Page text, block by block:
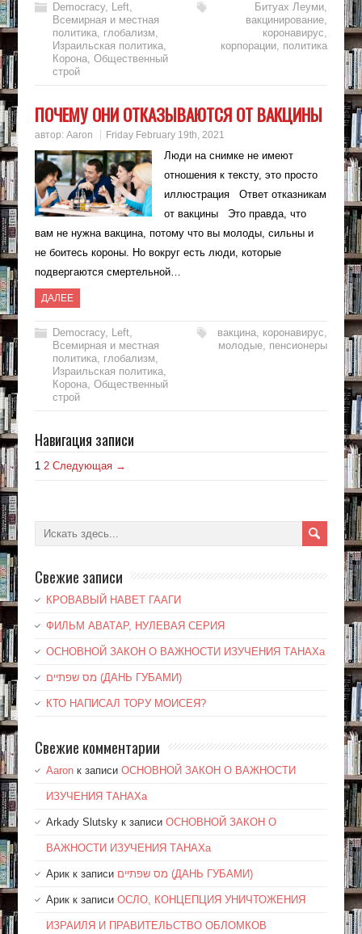
Democracy, Left,
Всемирная и местная
политика, глобализм,
Израильская политика,
Корона, Общественный
строй
Битуах Леуми,
вакцинирование,
коронавирус,
корпорации, политика
ПОЧЕМУ ОНИ ОТКАЗЫВАЮТСЯ ОТ ВАКЦИНЫ
автор: Aaron Friday February 19th, 2021
Люди на снимке не имеют
отношения к тексту, это просто
иллюстрация Ответ отказникам
от вакцины Это правда, что
вам не нужна вакцина, потому что вы молоды, сильны и
не боитесь короны. Но вокруг есть люди, которые
подвергаются смертельной…
ДАЛЕЕ
Democracy, Left,
Всемирная и местная
политика, глобализм,
Израильская политика,
Корона, Общественный
строй
вакцина, коронавирус,
молодые, пенсионеры
Навигация записи
1 2 Следующая →
Свежие записи
КРОВАВЫЙ НАВЕТ ГААГИ
ФИЛЬМ АВАТАР, НУЛЕВАЯ СЕРИЯ
ОСНОВНОЙ ЗАКОН О ВАЖНОСТИ ИЗУЧЕНИЯ ТАНАХа
מס שפתיים (ДАНЬ ГУБАМИ)
КТО НАПИСАЛ ТОРУ МОИСЕЯ?
Свежие комментарии
Aaronк записи ОСНОВНОЙ ЗАКОН О ВАЖНОСТИ
ИЗУЧЕНИЯ ТАНАХа
Arkady Slutskyк записи ОСНОВНОЙ ЗАКОН О
ВАЖНОСТИ ИЗУЧЕНИЯ ТАНАХа
Арикк записи מס שפתיים (ДАНЬ ГУБАМИ)
Арикк записи ОСЛО, КОНЦЕПЦИЯ УНИЧТОЖЕНИЯ
ИЗРАИЛЯ И ПРАВИТЕЛЬСТВО ОБЛОМКОВ